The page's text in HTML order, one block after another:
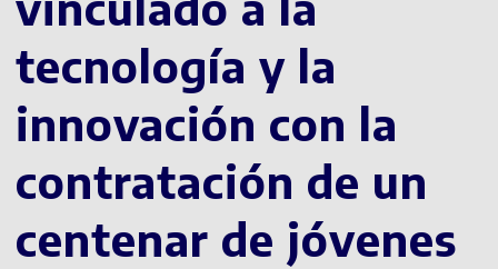
tecnología y la
innovación con la
contratación de un
centenar de jóvenes